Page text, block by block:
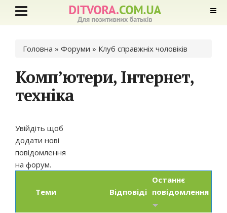
Ви є тут
Головна » Форуми » Клуб справжніх чоловіків
Комп’ютери, Інтернет,
техніка
Увійдіть щоб
додати нові
повідомлення
на форум.
Теми Відповіді
Останнє
повідомлення